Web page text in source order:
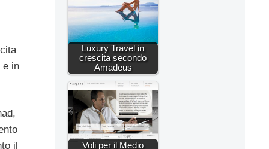
e in
il
Luxury Travel in
crescita secondo
Amadeus
Voli per il Medio